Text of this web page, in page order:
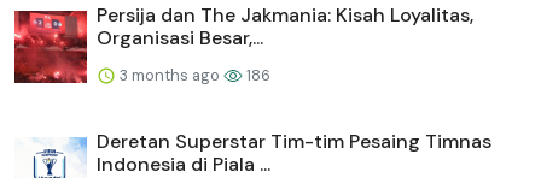
Persija dan The Jakmania: Kisah Loyalitas,
Organisasi Besar,...
3 months ago 186
Deretan Superstar Tim-tim Pesaing Timnas
Indonesia di Piala ...